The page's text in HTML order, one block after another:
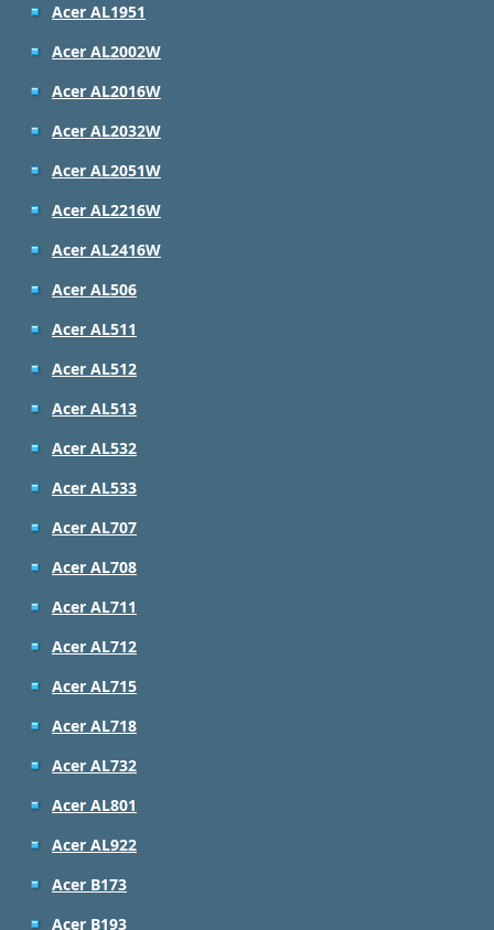
Acer AL1951
Acer AL2002W
Acer AL2016W
Acer AL2032W
Acer AL2051W
Acer AL2216W
Acer AL2416W
Acer AL506
Acer AL511
Acer AL512
Acer AL513
Acer AL532
Acer AL533
Acer AL707
Acer AL708
Acer AL711
Acer AL712
Acer AL715
Acer AL718
Acer AL732
Acer AL801
Acer AL922
Acer B173
Acer B193